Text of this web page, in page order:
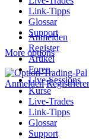
Link-Tipps
Glossar
Support
More options
Anmelden
Anmelden
Register
Artikel
Foren
Live-Sessions
Kurse
Live-Trades
Link-Tipps
Glossar
Support